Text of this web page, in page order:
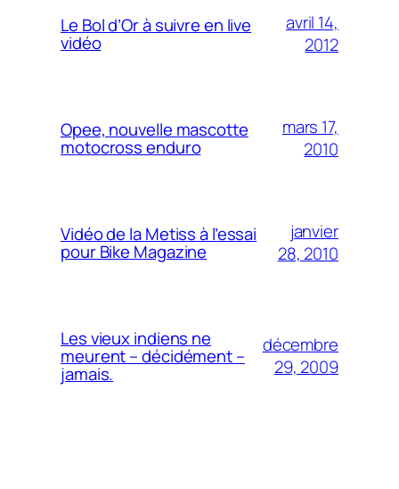
Le Bol d’Or à suivre en live
vidéo
avril 14,
2012
Opee, nouvelle mascotte
motocross enduro
mars 17,
2010
Vidéo de la Metiss à l’essai
pour Bike Magazine
janvier
28, 2010
Les vieux indiens ne
meurent – décidément –
jamais.
décembre
29, 2009